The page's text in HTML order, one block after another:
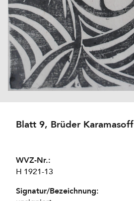
Blatt 9, Brüder Karamasoff
WVZ-Nr.:
H 1921-13
Signatur/Bezeichnung: